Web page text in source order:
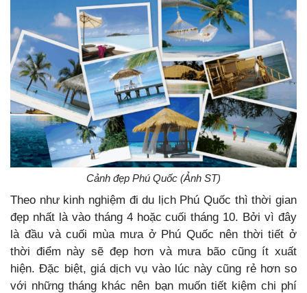
Cảnh đẹp Phú Quốc (Ảnh ST)
Theo như kinh nghiệm đi du lịch Phú Quốc thì thời gian
đẹp nhất là vào tháng 4 hoặc cuối tháng 10. Bởi vì đây
là đầu và cuối mùa mưa ở Phú Quốc nên thời tiết ở
thời điểm này sẽ đẹp hơn và mưa bão cũng ít xuất
hiện. Đặc biệt, giá dịch vụ vào lúc này cũng rẻ hơn so
với những tháng khác nên bạn muốn tiết kiệm chi phí